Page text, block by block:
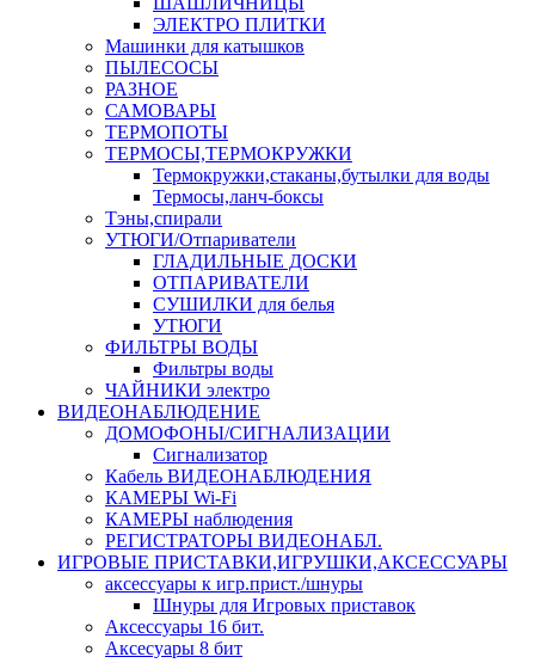
ЭЛЕКТРО ПЛИТКИ
Машинки для катышков
ПЫЛЕСОСЫ
РАЗНОЕ
САМОВАРЫ
ТЕРМОПОТЫ
ТЕРМОСЫ,ТЕРМОКРУЖКИ
Термокружки,стаканы,бутылки для воды
Термосы,ланч-боксы
Тэны,спирали
УТЮГИ/Отпариватели
ГЛАДИЛЬНЫЕ ДОСКИ
ОТПАРИВАТЕЛИ
СУШИЛКИ для белья
УТЮГИ
ФИЛЬТРЫ ВОДЫ
Фильтры воды
ЧАЙНИКИ электро
ВИДЕОНАБЛЮДЕНИЕ
ДОМОФОНЫ/СИГНАЛИЗАЦИИ
Сигнализатор
Кабель ВИДЕОНАБЛЮДЕНИЯ
КАМЕРЫ Wi-Fi
КАМЕРЫ наблюдения
РЕГИСТРАТОРЫ ВИДЕОНАБЛ.
ИГРОВЫЕ ПРИСТАВКИ,ИГРУШКИ,АКСЕССУАРЫ
аксесcуары к игр.прист./шнуры
Шнуры для Игровых приставок
Аксессуары 16 бит.
Аксесуары 8 бит